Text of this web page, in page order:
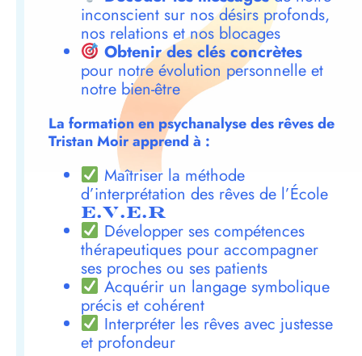
inconscient sur nos désirs profonds,
nos relations et nos blocages
Obtenir des clés concrètes
pour notre évolution personnelle et
notre bien-être
La formation en psychanalyse des rêves de
Tristan Moir apprend à :
Maîtriser la méthode
d’interprétation des rêves de l’École
E.V.E.R
Développer ses compétences
thérapeutiques pour accompagner
ses proches ou ses patients
Acquérir un langage symbolique
précis et cohérent
Interpréter les rêves avec justesse
et profondeur